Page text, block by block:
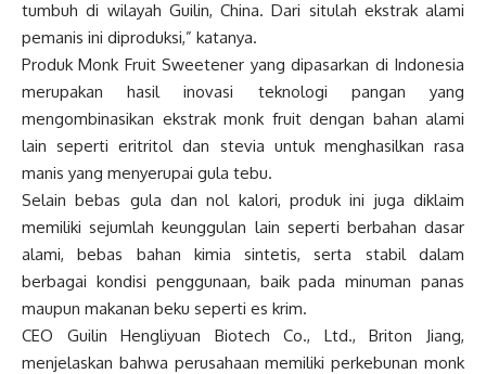
tumbuh di wilayah Guilin, China. Dari situlah ekstrak alami
pemanis ini diproduksi,” katanya.
Produk Monk Fruit Sweetener yang dipasarkan di Indonesia
merupakan hasil inovasi teknologi pangan yang
mengombinasikan ekstrak monk fruit dengan bahan alami
lain seperti eritritol dan stevia untuk menghasilkan rasa
manis yang menyerupai gula tebu.
Selain bebas gula dan nol kalori, produk ini juga diklaim
memiliki sejumlah keunggulan lain seperti berbahan dasar
alami, bebas bahan kimia sintetis, serta stabil dalam
berbagai kondisi penggunaan, baik pada minuman panas
maupun makanan beku seperti es krim.
CEO Guilin Hengliyuan Biotech Co., Ltd., Briton Jiang,
menjelaskan bahwa perusahaan memiliki perkebunan monk